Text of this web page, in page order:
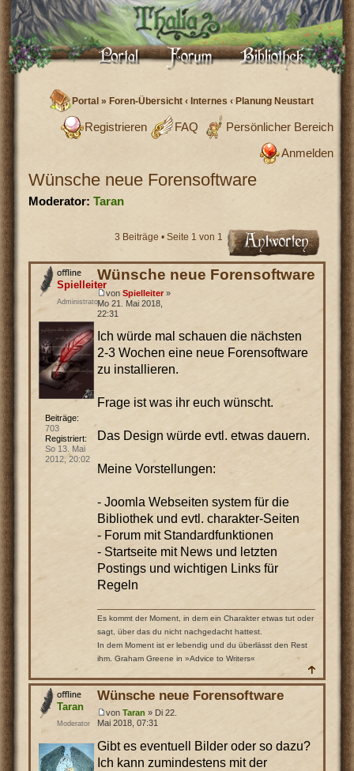
Portal »Foren-Übersicht ‹ Internes ‹ Planung Neustart
Persönlicher Bereich
FAQ
Registrieren
Anmelden
Wünsche neue Forensoftware
Moderator: Taran
3 Beiträge • Seite 1 von 1
Wünsche neue Forensoftware
von Spielleiter»
Mo 21. Mai 2018,
22:31
Ich würde mal schauen die nächsten
2-3 Wochen eine neue Forensoftware
zu installieren.
Frage ist was ihr euch wünscht.
Das Design würde evtl. etwas dauern.
Meine Vorstellungen:
- Joomla Webseiten system für die
Bibliothek und evtl. charakter-Seiten
- Forum mit Standardfunktionen
- Startseite mit News und letzten
Postings und wichtigen Links für
Regeln
Es kommt der Moment, in dem ein Charakter etwas tut oder
sagt, über das du nicht nachgedacht hattest.
In dem Moment ist er lebendig und du überlässt den Rest
ihm. Graham Greene in »Advice to Writers«
Spielleiter
Administrator
Beiträge:
703
Registriert:
So 13. Mai
2012, 20:02
Wünsche neue Forensoftware
von Taran » Di 22.
Mai 2018, 07:31
Gibt es eventuell Bilder oder so dazu?
Ich kann zumindestens mit der
Taran
Moderator